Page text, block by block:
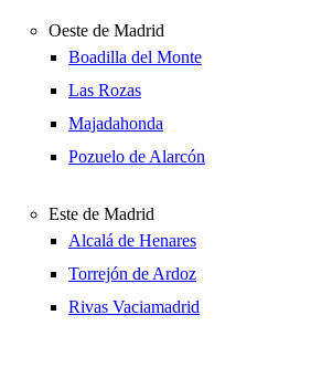
Oeste de Madrid
Boadilla del Monte
Las Rozas
Majadahonda
Pozuelo de Alarcón
Este de Madrid
Alcalá de Henares
Torrejón de Ardoz
Rivas Vaciamadrid